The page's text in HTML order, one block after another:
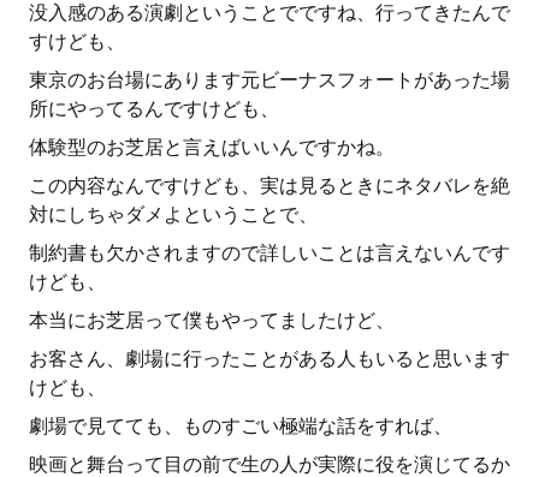
没入感のある演劇ということでですね、行ってきたんで
すけども、
東京のお台場にあります元ビーナスフォートがあった場
所にやってるんですけども、
体験型のお芝居と言えばいいんですかね。
この内容なんですけども、実は見るときにネタバレを絶
対にしちゃダメよということで、
制約書も欠かされますので詳しいことは言えないんです
けども、
本当にお芝居って僕もやってましたけど、
お客さん、劇場に行ったことがある人もいると思います
けども、
劇場で見てても、ものすごい極端な話をすれば、
映画と舞台って目の前で生の人が実際に役を演じてるか